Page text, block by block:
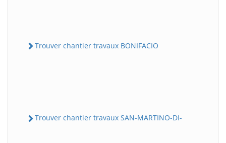
Trouver chantier travaux BONIFACIO
Trouver chantier travaux SAN-MARTINO-DI-